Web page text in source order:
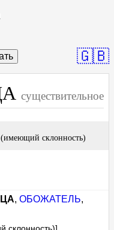
🇬🇧
существительное
склонность)
, ОБОЖАТЕЛЬ,